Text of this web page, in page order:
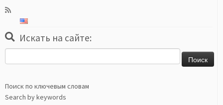
Искать на сайте:
Поиск по ключевым словам
Search by keywords